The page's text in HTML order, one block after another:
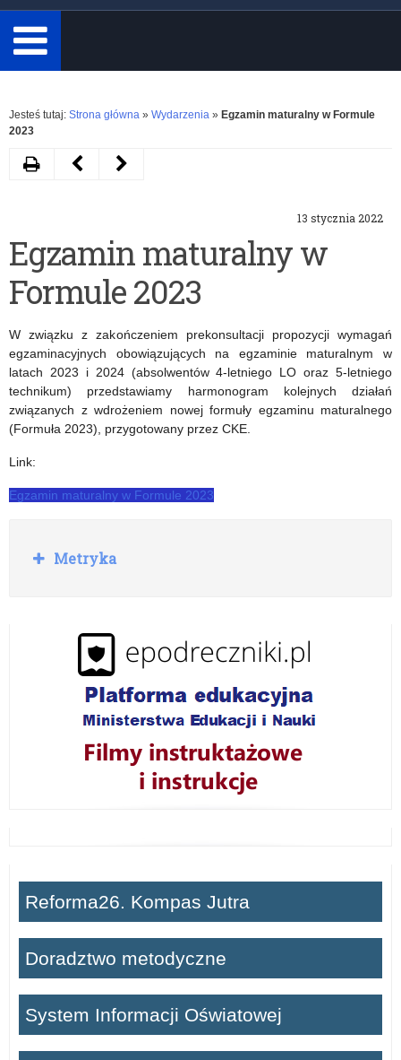
minimum
3
znaki.
Rozwiń
Jesteś tutaj: Strona główna » Wydarzenia » Egzamin maturalny w Formule
2023
13 stycznia 2022
Egzamin maturalny w
Formule 2023
W związku z zakończeniem prekonsultacji propozycji wymagań
egzaminacyjnych obowiązujących na egzaminie maturalnym w
latach 2023 i 2024 (absolwentów 4-letniego LO oraz 5-letniego
technikum) przedstawiamy harmonogram kolejnych działań
związanych z wdrożeniem nowej formuły egzaminu maturalnego
(Formuła 2023), przygotowany przez CKE.
Link:
Egzamin maturalny w Formule 2023
DrukujNastępny
zimowe
2022
Poprzedni
nauczycieli
do
za
granicą
R
o
Metryka
Reforma26. Kompas Jutra
Doradztwo metodyczne
System Informacji Oświatowej